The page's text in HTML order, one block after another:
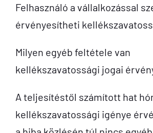
Felhasználó a vállalkozással
érvényesítheti
Milyen egyéb feltétele van
kellékszavatossági jogai
A teljesítéstől számított hat
kellékszavatossági igénye